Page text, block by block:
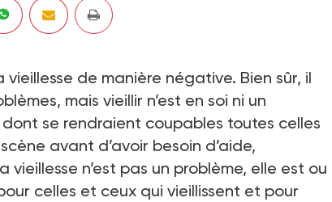
de manière négative. Bien sûr, il
mais vieillir n’est en soi ni un
se rendraient coupables toutes celles
avant d’avoir besoin d’aide,
n’est pas un problème, elle est ou
celles et ceux qui vieillissent et pour